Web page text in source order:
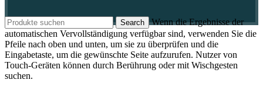
Search
Wenn die Ergebnisse der
automatischen Vervollständigung verfügbar sind, verwenden Sie die
Pfeile nach oben und unten, um sie zu überprüfen und die
Eingabetaste, um die gewünschte Seite aufzurufen. Nutzer von
Touch-Geräten können durch Berührung oder mit Wischgesten
suchen.